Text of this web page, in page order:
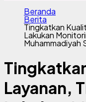
Beranda
Berita
Tingkatkan
Lakukan
Muhammadiyah
Layanan,